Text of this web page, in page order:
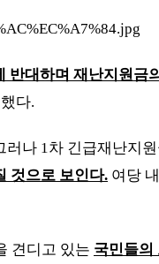
반대하며 재난지원금
다.
러나 1차 긴급재난지
것으로 보인다. 여당
견디고 있는 국민들의